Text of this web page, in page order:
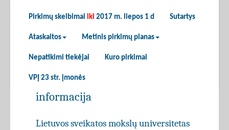
Pirkimų skelbimai iki 2017 m. liepos 1 d Sutartys
Ataskaitos Metinis pirkimų planas
Nepatikimi tiekėjai Kuro pirkimai
VPĮ 23 str. įmonės
informacija
Lietuvos sveikatos mokslų universitetas